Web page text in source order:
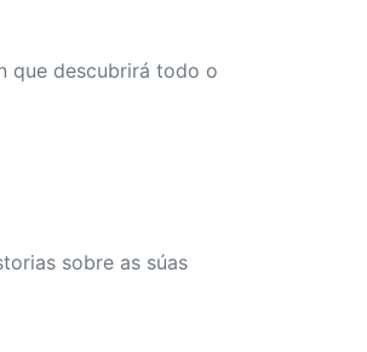
que descubrirá todo o
sobre as súas